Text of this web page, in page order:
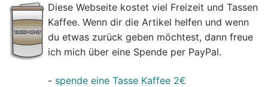
Diese Webseite kostet viel Freizeit und Tassen
Kaffee. Wenn dir die Artikel helfen und wenn
du etwas zurück geben möchtest, dann freue
ich mich über eine Spende per PayPal.
- spende eine Tasse Kaffee 2€